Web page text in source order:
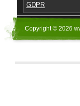
GDPR
Copyright © 2026